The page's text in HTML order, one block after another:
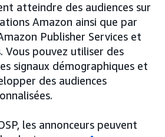
atteindre des audiences sur
Amazon ainsi que par
Publisher Services et
Vous pouvez utiliser des
signaux démographiques et
des audiences
les annonceurs peuvent